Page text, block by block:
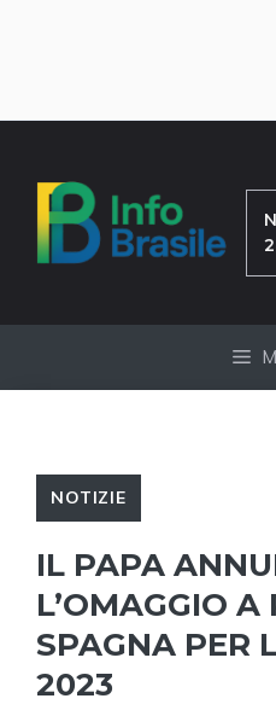
contenuto
NOTIZIE
IL PAPA
L’OMAGGIO
SPAGNA PER
2023